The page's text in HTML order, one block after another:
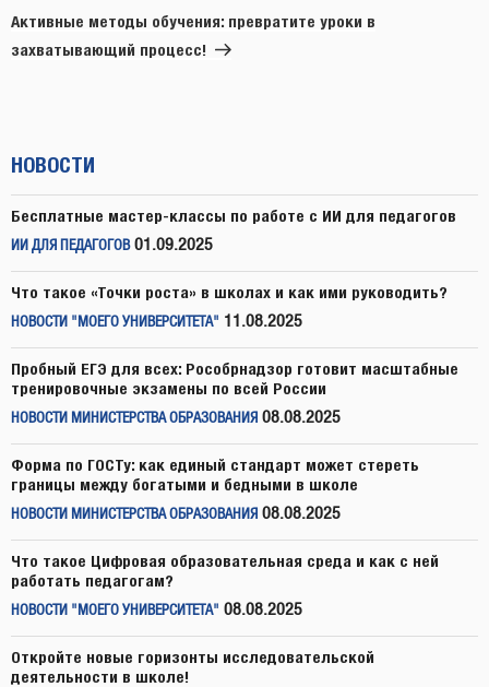
запись
Активные методы обучения: превратите уроки в
захватывающий процесс!
НОВОСТИ
Бесплатные мастер-классы по работе с ИИ для педагогов
ИИ ДЛЯ ПЕДАГОГОВ 01.09.2025
Что такое «Точки роста» в школах и как ими руководить?
НОВОСТИ "МОЕГО УНИВЕРСИТЕТА" 11.08.2025
Пробный ЕГЭ для всех: Рособрнадзор готовит масштабные
тренировочные экзамены по всей России
НОВОСТИ МИНИСТЕРСТВА ОБРАЗОВАНИЯ 08.08.2025
Форма по ГОСТу: как единый стандарт может стереть
границы между богатыми и бедными в школе
НОВОСТИ МИНИСТЕРСТВА ОБРАЗОВАНИЯ 08.08.2025
Что такое Цифровая образовательная среда и как с ней
работать педагогам?
НОВОСТИ "МОЕГО УНИВЕРСИТЕТА" 08.08.2025
Откройте новые горизонты исследовательской
деятельности в школе!